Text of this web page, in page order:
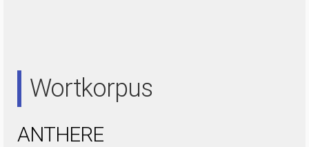
Wortkorpus
ANTHERE